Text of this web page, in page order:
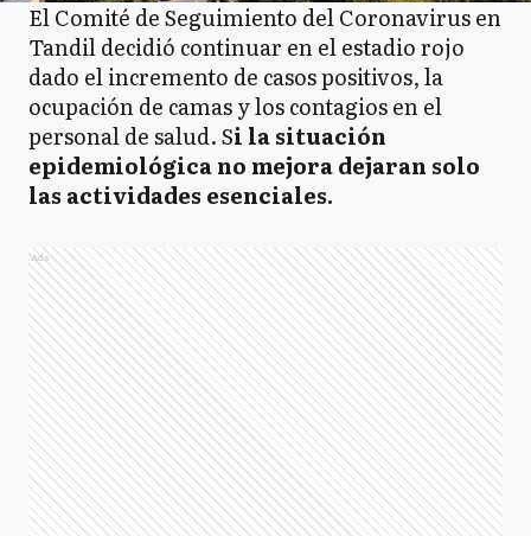
El Comité de Seguimiento del Coronavirus en
Tandil decidió continuar en el estadio rojo
dado el incremento de casos positivos, la
ocupación de camas y los contagios en el
personal de salud. Si la situación
epidemiológica no mejora dejaran solo
las actividades esenciales.
Ads